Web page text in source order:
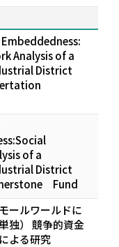
Analysis of a
District
of a
District
Fund
ールワールドに
独） 競争的資金
よる研究